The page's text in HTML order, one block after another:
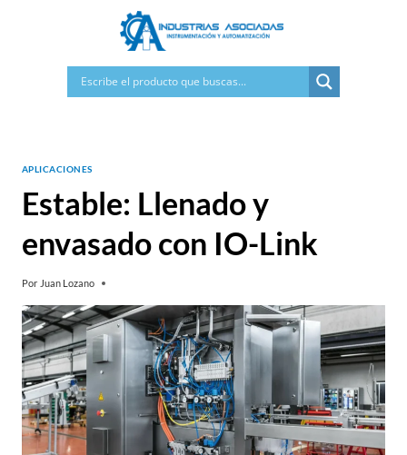
APLICACIONES
Estable: Llenado y
envasado con IO-Link
Por Juan Lozano